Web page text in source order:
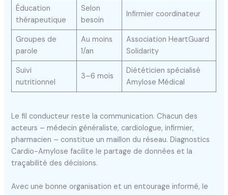
Éducation
thérapeutique
Selon
besoin
Infirmier coordinateur
Groupes de
parole
Au moins
1/an
Association HeartGuard
Solidarity
Suivi
nutritionnel
3–6 mois
Diététicien spécialisé
Amylose Médical
Le fil conducteur reste la communication. Chacun des
acteurs – médecin généraliste, cardiologue, infirmier,
pharmacien – constitue un maillon du réseau. Diagnostics
Cardio-Amylose facilite le partage de données et la
traçabilité des décisions.
Avec une bonne organisation et un entourage informé, le